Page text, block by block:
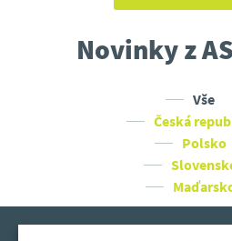
Novinky z
Vše
Česká
Polsko